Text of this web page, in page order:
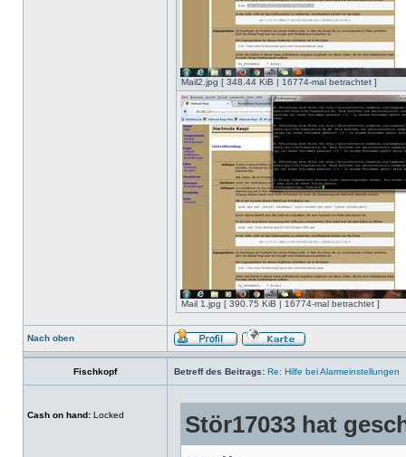
Mail2.jpg [ 348.44 KiB | 16774-mal betrachtet ]
Mail 1.jpg [ 390.75 KiB | 16774-mal betrachtet ]
Nach oben
Fischkopf Betreff des Beitrags: Re: Hilfe bei Alarmeinstellungen
Cash on hand: Locked Stör17033 hat